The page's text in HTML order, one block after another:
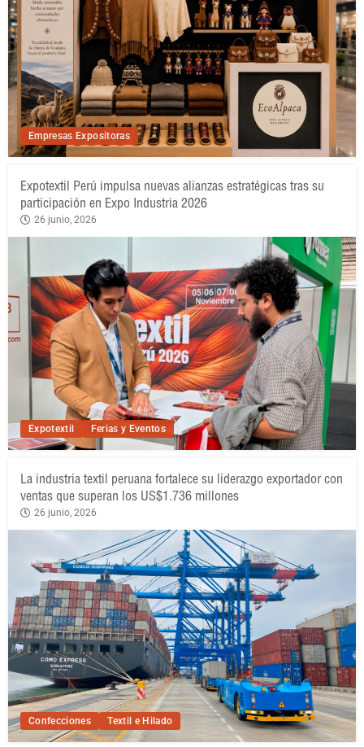
Empresas Expositoras
Expotextil Ferias y Eventos
Expotextil Perú impulsa nuevas alianzas estratégicas tras su
participación en Expo Industria 2026
26 junio, 2026
Confecciones Textil e Hilado
La industria textil peruana fortalece su liderazgo exportador con
ventas que superan los US$1.736 millones
26 junio, 2026